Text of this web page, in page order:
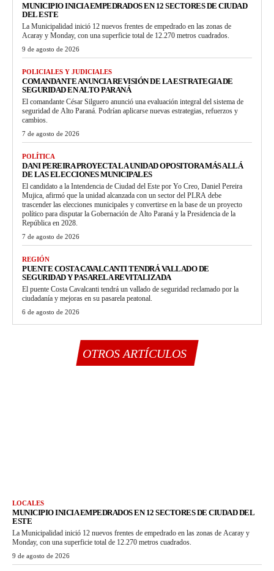
MUNICIPIO INICIA EMPEDRADOS EN 12 SECTORES DE CIUDAD
DEL ESTE
La Municipalidad inició 12 nuevos frentes de empedrado en las zonas de
Acaray y Monday, con una superficie total de 12.270 metros cuadrados.
9 de agosto de 2026
POLICIALES Y JUDICIALES
COMANDANTE ANUNCIA REVISIÓN DE LA ESTRATEGIA DE
SEGURIDAD EN ALTO PARANÁ
El comandante César Silguero anunció una evaluación integral del sistema de
seguridad de Alto Paraná. Podrían aplicarse nuevas estrategias, refuerzos y
cambios.
7 de agosto de 2026
POLÍTICA
DANI PEREIRA PROYECTA LA UNIDAD OPOSITORA MÁS ALLÁ
DE LAS ELECCIONES MUNICIPALES
El candidato a la Intendencia de Ciudad del Este por Yo Creo, Daniel Pereira
Mujica, afirmó que la unidad alcanzada con un sector del PLRA debe
trascender las elecciones municipales y convertirse en la base de un proyecto
político para disputar la Gobernación de Alto Paraná y la Presidencia de la
República en 2028.
7 de agosto de 2026
REGIÓN
PUENTE COSTA CAVALCANTI TENDRÁ VALLADO DE
SEGURIDAD Y PASARELA REVITALIZADA
El puente Costa Cavalcanti tendrá un vallado de seguridad reclamado por la
ciudadanía y mejoras en su pasarela peatonal.
6 de agosto de 2026
OTROS ARTÍCULOS
LOCALES
MUNICIPIO INICIA EMPEDRADOS EN 12 SECTORES DE CIUDAD DEL
ESTE
La Municipalidad inició 12 nuevos frentes de empedrado en las zonas de Acaray y
Monday, con una superficie total de 12.270 metros cuadrados.
9 de agosto de 2026